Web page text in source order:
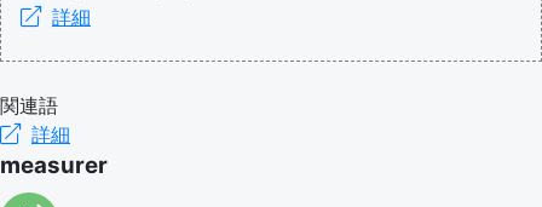
詳細
関連語
詳細
measurer